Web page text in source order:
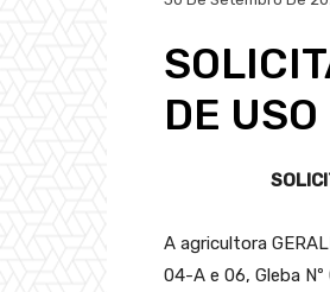
DE
A agricultora
04-A e 06, Gleba